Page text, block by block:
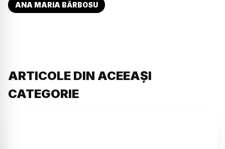
ANA MARIA BĂRBOSU
ARTICOLE DIN ACEEAȘI
CATEGORIE